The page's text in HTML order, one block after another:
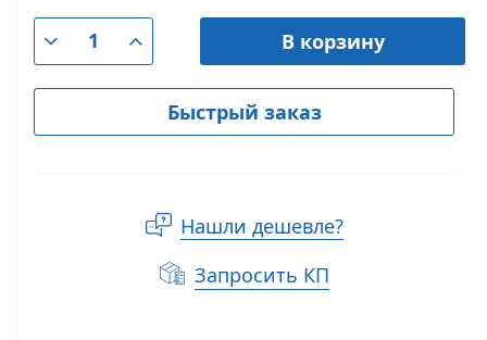
В корзину
Быстрый заказ
Нашли дешевле?
Запросить КП